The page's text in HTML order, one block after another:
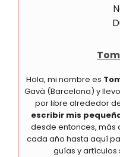
Hola, mi nombre es
Gavà (Barcelona) y
por libre alrededor
escribir mis
desde entonces, más
cada año hasta aquí
guías y artículos